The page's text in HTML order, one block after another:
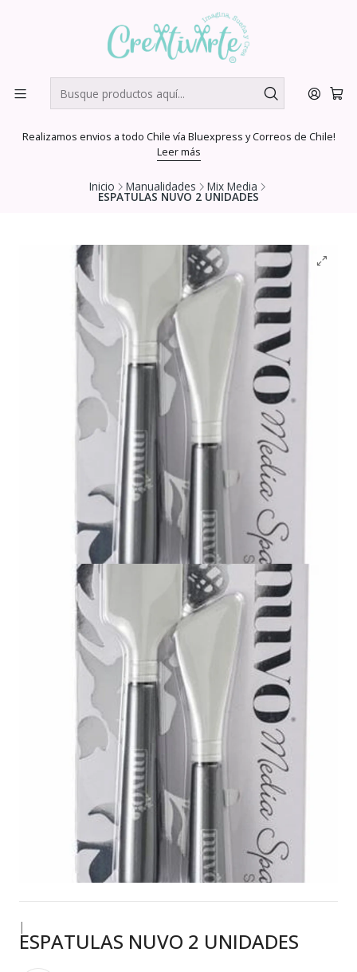
Realizamos envios a todo Chile vía Bluexpress y Correos de Chile!
Leer más
Inicio Manualidades Mix Media
ESPATULAS NUVO 2 UNIDADES
|
ESPATULAS NUVO 2 UNIDADES